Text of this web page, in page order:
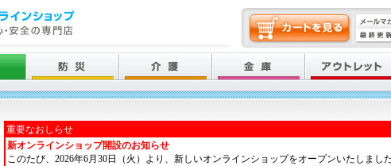
重要なおしらせ
新オンラインショップ開設のお知らせ
このたび、2026年6月30日（火）より、新しいオンラインショップをオープンいたしました